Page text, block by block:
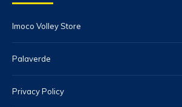
Imoco Volley Store
Palaverde
Privacy Policy